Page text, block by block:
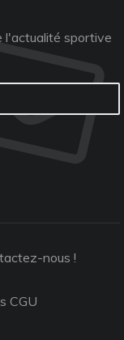
l'actualité sportive
nous !
CGU